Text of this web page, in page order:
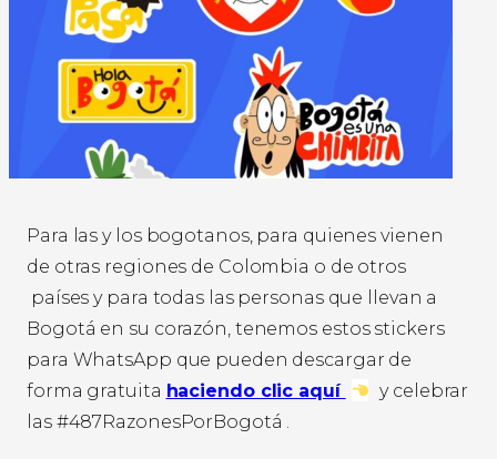
Para las y los bogotanos, para quienes vienen
de otras regiones de Colombia o de otros
países y para todas las personas que llevan a
Bogotá en su corazón, tenemos estos stickers
para WhatsApp que pueden descargar de
forma gratuita haciendo clic aquí
y celebrar
las #487RazonesPorBogotá .